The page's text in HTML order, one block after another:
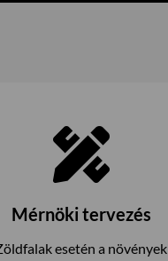
Mérnöki tervezés
esetén a növények